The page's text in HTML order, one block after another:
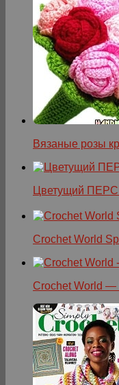
Вязаные розы
Цветущий
Crochet World
Crochet World —